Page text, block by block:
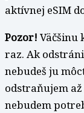
aktívnej eSIM
Pozor! Väčšinu
raz. Ak
nebudeš ju
odstraňujem
nebudem